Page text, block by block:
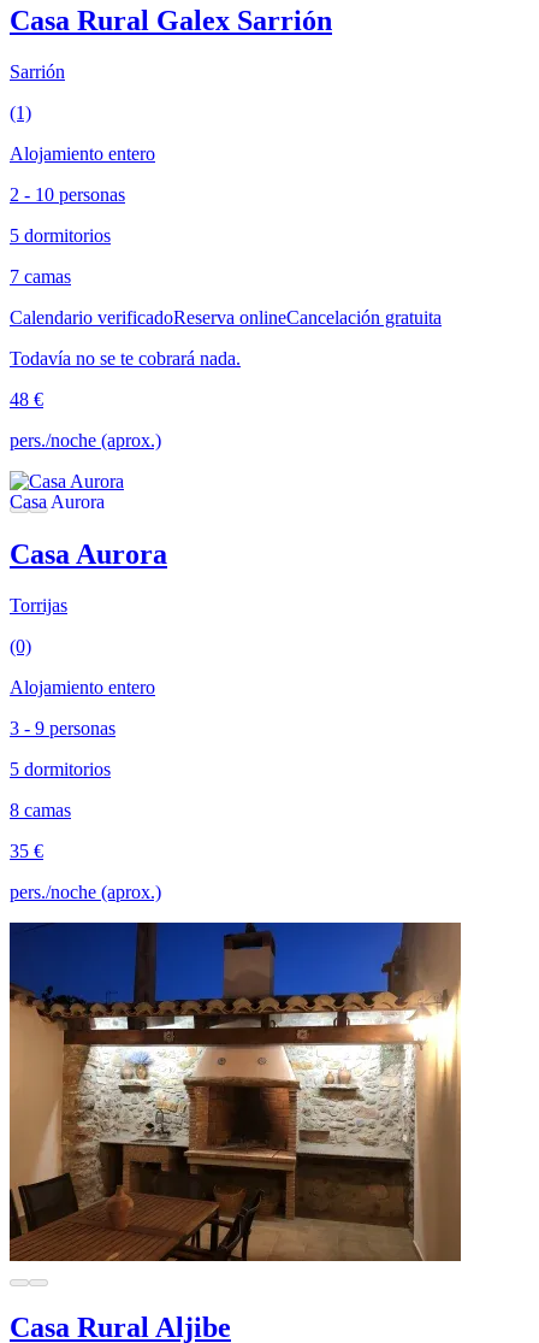
Casa Rural Galex Sarrión
Sarrión
(1)
Alojamiento entero
2 - 10 personas
5 dormitorios
7 camas
Calendario verificadoReserva onlineCancelación gratuita
Todavía no se te cobrará nada.
48 €
pers./noche (aprox.)
Casa Aurora
Torrijas
(0)
Alojamiento entero
3 - 9 personas
5 dormitorios
8 camas
35 €
pers./noche (aprox.)
Casa Rural Aljibe